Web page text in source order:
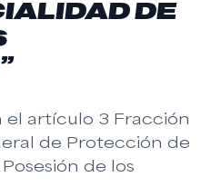
DE
artículo 3 Fracción
de Protección de
de los